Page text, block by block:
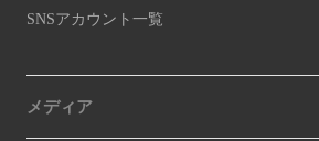
SNSアカウント一覧
メディア